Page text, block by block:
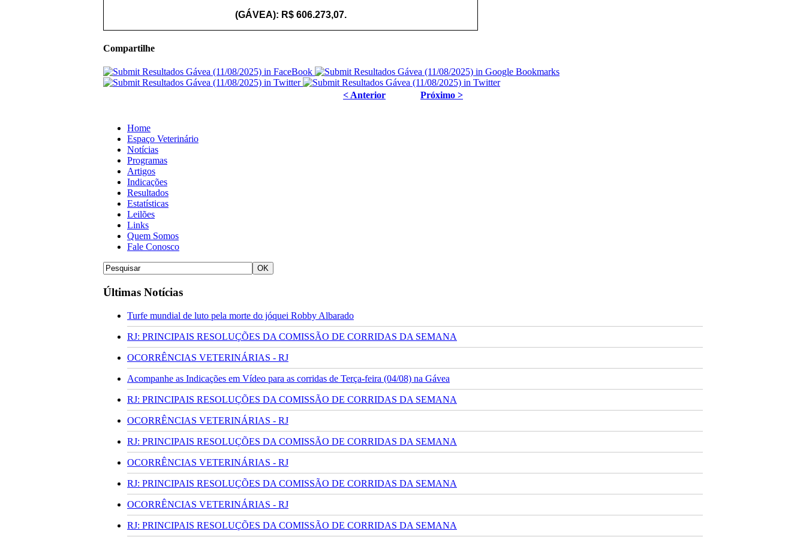
(GÁVEA): R$ 606.273,07.
Compartilhe
< Anterior Próximo >
Home
Espaço Veterinário
Notícias
Programas
Artigos
Indicações
Resultados
Estatísticas
Leilões
Links
Quem Somos
Fale Conosco
Últimas Notícias
Turfe mundial de luto pela morte do jóquei Robby Albarado
RJ: PRINCIPAIS RESOLUÇÕES DA COMISSÃO DE CORRIDAS DA SEMANA
OCORRÊNCIAS VETERINÁRIAS - RJ
Acompanhe as Indicações em Vídeo para as corridas de Terça-feira (04/08) na Gávea
RJ: PRINCIPAIS RESOLUÇÕES DA COMISSÃO DE CORRIDAS DA SEMANA
OCORRÊNCIAS VETERINÁRIAS - RJ
RJ: PRINCIPAIS RESOLUÇÕES DA COMISSÃO DE CORRIDAS DA SEMANA
OCORRÊNCIAS VETERINÁRIAS - RJ
RJ: PRINCIPAIS RESOLUÇÕES DA COMISSÃO DE CORRIDAS DA SEMANA
OCORRÊNCIAS VETERINÁRIAS - RJ
RJ: PRINCIPAIS RESOLUÇÕES DA COMISSÃO DE CORRIDAS DA SEMANA